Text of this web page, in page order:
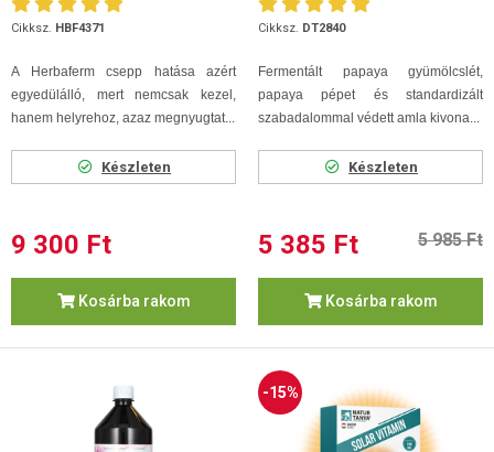
Cikksz. HBF4371
A Herbaferm csepp hatása azért
egyedülálló, mert nemcsak kezel,
hanem helyrehoz, azaz megnyugtat...
Készleten
9 300 Ft
Kosárba rakom
Cikksz. DT2840
Fermentált papaya gyümölcslét,
papaya pépet és standardizált
szabadalommal védett amla kivona...
Készleten
5 385 Ft 5 985 Ft
Kosárba rakom
-15%